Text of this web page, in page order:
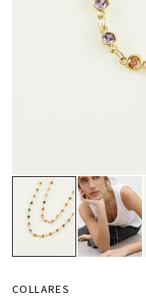
COLLARES